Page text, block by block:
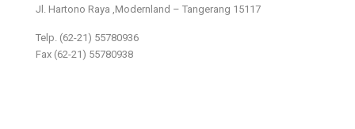
Jl. Hartono Raya ,Modernland – Tangerang 15117
Telp. (62-21) 55780936
Fax (62-21) 55780938